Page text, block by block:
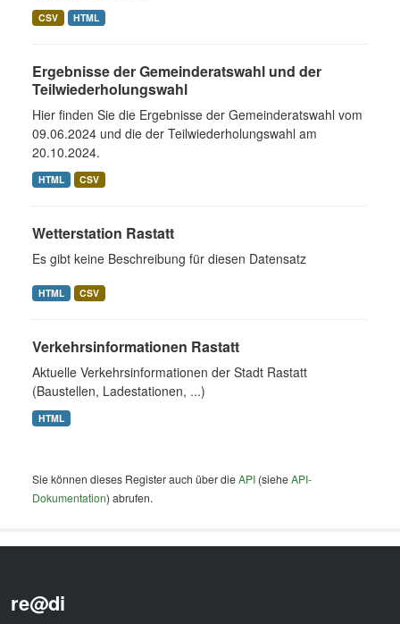
CSV HTML
Ergebnisse der Gemeinderatswahl und der
Teilwiederholungswahl
Hier finden Sie die Ergebnisse der Gemeinderatswahl vom
09.06.2024 und die der Teilwiederholungswahl am
20.10.2024.
HTML CSV
Wetterstation Rastatt
Es gibt keine Beschreibung für diesen Datensatz
HTML CSV
Verkehrsinformationen Rastatt
Aktuelle Verkehrsinformationen der Stadt Rastatt
(Baustellen, Ladestationen, ...)
HTML
Sie können dieses Register auch über dieAPI (sieheAPI-
Dokumentation) abrufen.
re@di